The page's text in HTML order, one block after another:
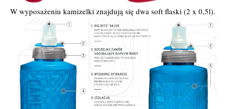
W wyposażeniu kamizelki znajdują się dwa soft flaski (2 x 0,5l).